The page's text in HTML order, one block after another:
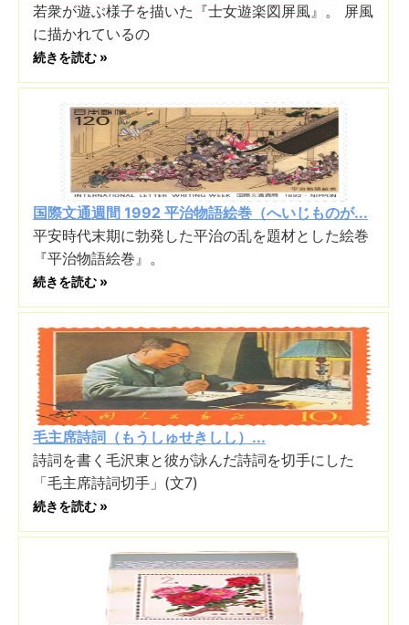
若衆が遊ぶ様子を描いた『士女遊楽図屏風』。 屏風
に描かれているの
続きを読む »
国際文通週間 1992 平治物語絵巻（へいじものが...
平安時代末期に勃発した平治の乱を題材とした絵巻
『平治物語絵巻』。
続きを読む »
毛主席詩詞（もうしゅせきしし）...
詩詞を書く毛沢東と彼が詠んだ詩詞を切手にした
「毛主席詩詞切手」(文7)
続きを読む »